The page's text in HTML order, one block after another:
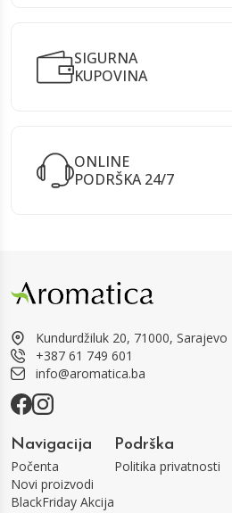
SIGURNA
KUPOVINA
ONLINE
PODRŠKA 24/7
Kundurdžiluk 20, 71000, Sarajevo
+387 61 749 601
info@aromatica.ba
Navigacija
Počenta
Novi proizvodi
BlackFriday Akcija
Podrška
Politika privatnosti